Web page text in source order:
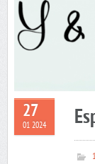
27
01 2024